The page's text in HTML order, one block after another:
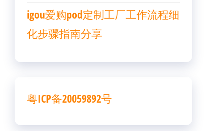
igou爱购pod定制工厂工作流程细
化步骤指南分享
粤ICP备20059892号